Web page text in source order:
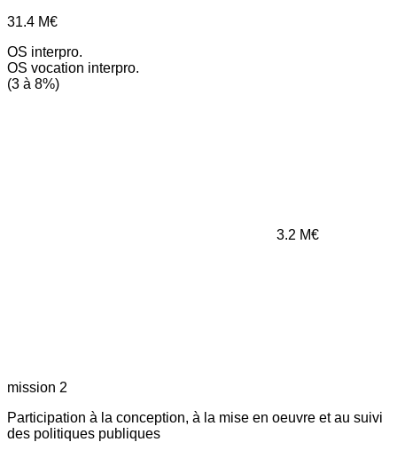
31.4 M€
OS interpro.
OS vocation interpro.
(3 à 8%)
3.2 M€
mission 2
Participation à la conception, à la mise en oeuvre et au suivi
des politiques publiques